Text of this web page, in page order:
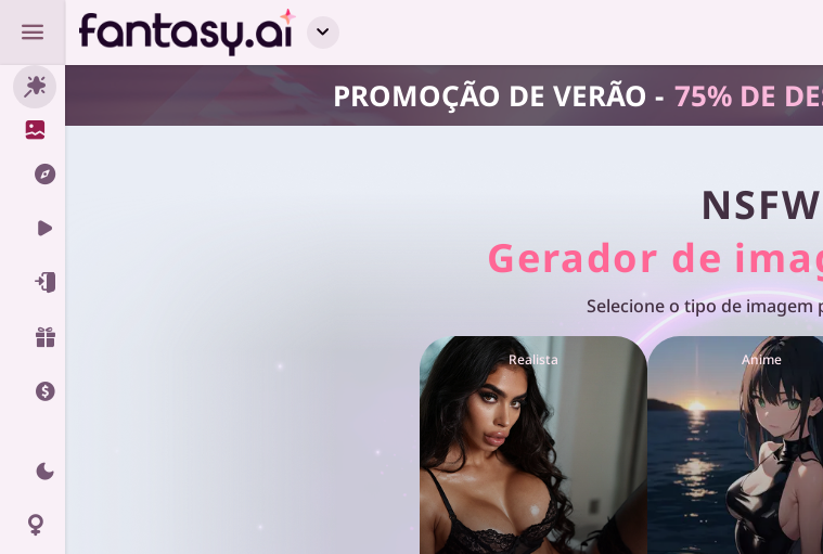
PROMOÇÃO DE VERÃO - 75% DE
NSFW
Gerador de
Selecione o tipo de imagem
Realista Anime